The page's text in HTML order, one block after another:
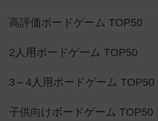
高評価ボードゲーム TOP50
2人用ボードゲーム TOP50
3～4人用ボードゲーム TOP50
子供向けボードゲーム TOP50